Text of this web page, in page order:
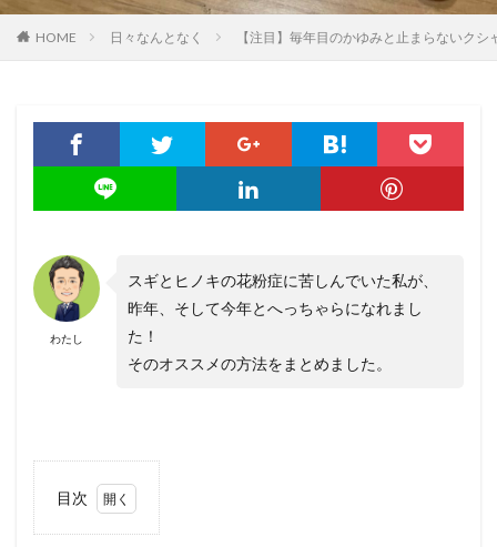
HOME 日々なんとなく 【注目】毎年目のかゆみと止まらないク
わたし
スギとヒノキの花粉症に苦しんでいた私が、
昨年、そして今年とへっちゃらになれまし
た！
そのオススメの方法をまとめました。
目次